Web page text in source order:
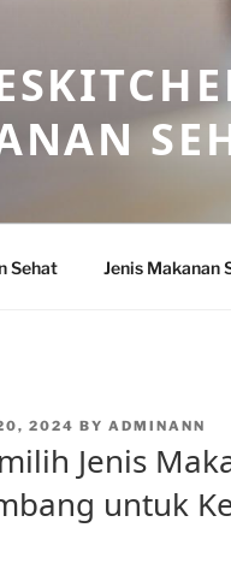
Sehat Jenis Makanan
2024 BY ADMINANN
Jenis
untuk